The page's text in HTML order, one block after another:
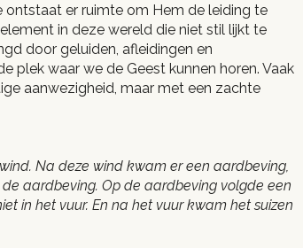
ontstaat er ruimte om Hem de leiding te
in deze wereld die niet stil lijkt te
door geluiden, afleidingen en
plek waar we de Geest kunnen horen. Vaak
aanwezigheid, maar met een zachte
Na deze wind kwam er een aardbeving,
aardbeving. Op de aardbeving volgde een
in het vuur. En na het vuur kwam het suizen